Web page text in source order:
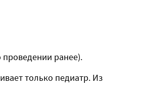
проведении ранее).
только педиатр. Из